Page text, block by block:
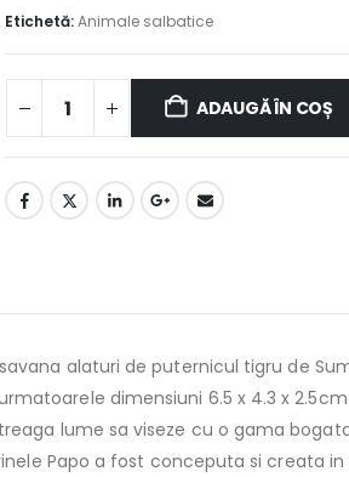
Etichetă:Animale salbatice
ADAUGĂ ÎN COȘ
alaturi de puternicul tigru de
dimensiuni 6.5 x 4.3 x
lume sa viseze cu o gama
Papo a fost conceputa si creata